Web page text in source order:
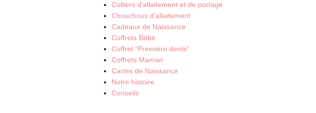
Colliers d’allaitement et de portage
Chouchous d’allaitement
Cadeaux de Naissance
Coffrets Bébé
Coffret “Première dents”
Coffrets Maman
Cartes de Naissance
Notre histoire
Conseils